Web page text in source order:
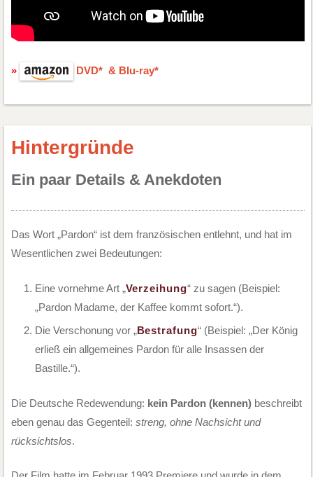
DVD* & Blu-ray*
Hintergründe
Ein paar Details & Anekdoten
Das Wort „Pardon“ ist dem französischen entlehnt, und hat im
Wesentlichen zwei Bedeutungen:
Eine vornehme Art „Verzeihung“ zu sagen (Beispiel:
„Pardon Madame, der Kaffee kommt sofort.“).
Die Verschonung vor „Bestrafung“ (Beispiel: „Der König
erließ ein allgemeines Pardon für alle Insassen der
Bastille.“).
Die Deutsche Redewendung: kein Pardon (kennen)beschreibt
eben genau das Gegenteil: streng, ohne Nachsicht und
rücksichtslos.